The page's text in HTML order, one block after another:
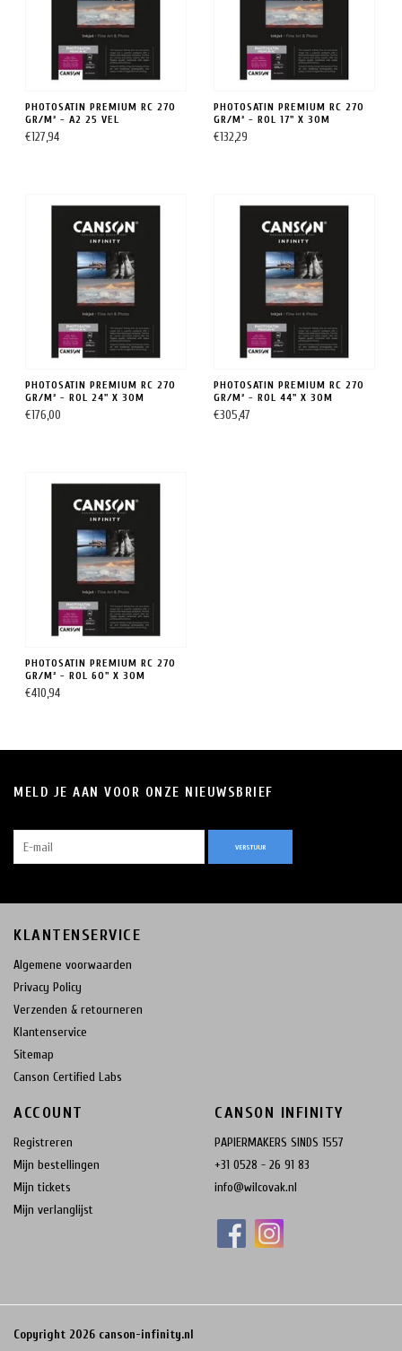
PHOTOSATIN PREMIUM RC 270
GR/M² - A2 25 VEL
€127,94
PHOTOSATIN PREMIUM RC 270
GR/M² - ROL 17" X 30M
€132,29
PHOTOSATIN PREMIUM RC 270
GR/M² - ROL 24" X 30M
€176,00
PHOTOSATIN PREMIUM RC 270
GR/M² - ROL 44" X 30M
€305,47
PHOTOSATIN PREMIUM RC 270
GR/M² - ROL 60" X 30M
€410,94
MELD JE AAN VOOR ONZE NIEUWSBRIEF
VERSTUUR
KLANTENSERVICE
Algemene voorwaarden
Privacy Policy
Verzenden & retourneren
Klantenservice
Sitemap
Canson Certified Labs
ACCOUNT
Registreren
Mijn bestellingen
Mijn tickets
Mijn verlanglijst
CANSON INFINITY
PAPIERMAKERS SINDS 1557
+31 0528 - 26 91 83
info@wilcovak.nl
Copyright 2026 canson-infinity.nl